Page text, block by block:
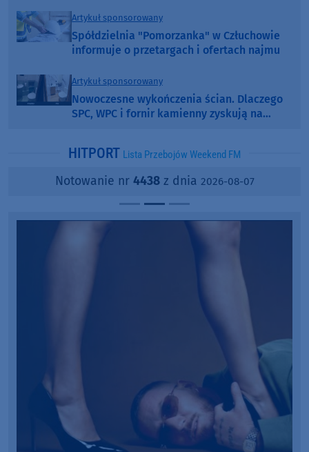
Artykuł sponsorowany
Spółdzielnia "Pomorzanka" w Człuchowie
informuje o przetargach i ofertach najmu
Artykuł sponsorowany
Nowoczesne wykończenia ścian. Dlaczego
SPC, WPC i fornir kamienny zyskują na
HITPORT Lista Przebojów Weekend FM
Notowanie nr 4438z dnia 2026-08-07